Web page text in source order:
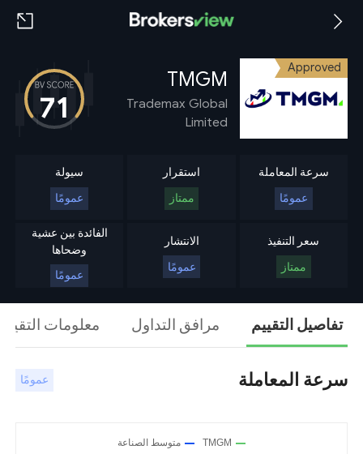
Approved
TMGM
Trademax Global
Limited
71
سرعة المعاملة
عمومًا
استقرار
ممتاز
سيولة
عمومًا
سعر التنفيذ
ممتاز
الانتشار
عمومًا
الفائدة بين عشية
وضحاها
عمومًا
تفاصيل التقييم مرافق التداول معلومات
سرعة المعاملة عمومًا